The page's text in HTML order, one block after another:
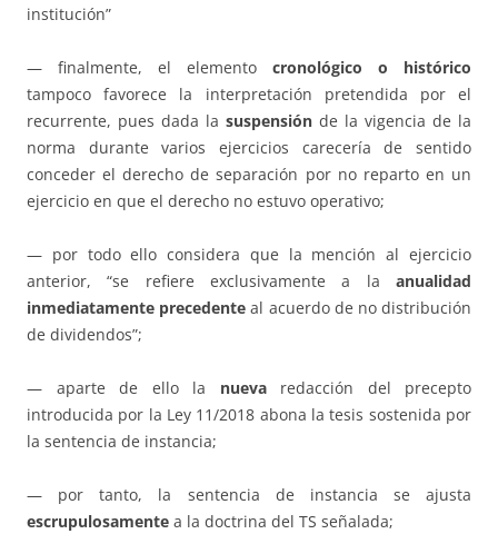
institución”
— finalmente, el elemento cronológico o histórico
tampoco favorece la interpretación pretendida por el
recurrente, pues dada la suspensión de la vigencia de la
norma durante varios ejercicios carecería de sentido
conceder el derecho de separación por no reparto en un
ejercicio en que el derecho no estuvo operativo;
— por todo ello considera que la mención al ejercicio
anterior, “se refiere exclusivamente a la anualidad
inmediatamente precedente al acuerdo de no distribución
de dividendos”;
— aparte de ello la nueva redacción del precepto
introducida por la Ley 11/2018 abona la tesis sostenida por
la sentencia de instancia;
— por tanto, la sentencia de instancia se ajusta
escrupulosamente a la doctrina del TS señalada;